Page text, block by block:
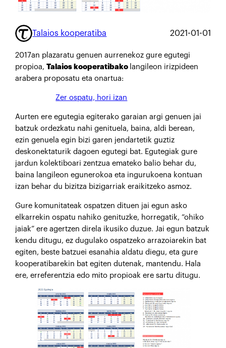
Talaios kooperatiba 2021-01-01
2017an plazaratu genuen aurrenekoz gure egutegi
propioa,Talaios kooperatibako langileon irizpideen
arabera proposatu eta onartua:
Zer ospatu, hori izan
Aurten ere egutegia egiterako garaian argi genuen jai
batzuk ordezkatu nahi genituela, baina, aldi berean,
ezin genuela egin bizi garen jendartetik guztiz
deskonektaturik dagoen egutegi bat. Egutegiak gure
jardun kolektiboari zentzua emateko balio behar du,
baina langileon egunerokoa eta ingurukoena kontuan
izan behar du bizitza bizigarriak eraikitzeko asmoz.
Gure komunitateak ospatzen dituen jai egun asko
elkarrekin ospatu nahiko genituzke, horregatik, “ohiko
jaiak” ere agertzen direla ikusiko duzue. Jai egun batzuk
kendu ditugu, ez dugulako ospatzeko arrazoiarekin bat
egiten, beste batzuei esanahia aldatu diegu, eta gure
kooperatibarekin bat egiten dutenak, mantendu. Hala
ere, erreferentzia edo mito propioak ere sartu ditugu.